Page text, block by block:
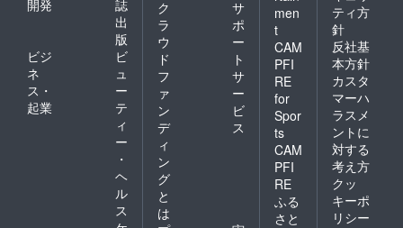
開発
誌
出
版
ビジ
ネ
ス・
起業
ビ
ュ
ー
テ
ィ
ー
・
ヘ
ル
ス
ク
ラ
ウ
ド
フ
ァ
ン
デ
ィ
ン
グ
と
は
サ
ポ
ー
ト
サ
ー
ビ
ス
men
t
CAM
PFI
RE
for
Spor
ts
CAM
PFI
RE
ふる
さと
ティ方
針
反社基
本方針
カスタ
マーハ
ラスメ
ントに
対する
考え方
クッ
キーポ
リシー